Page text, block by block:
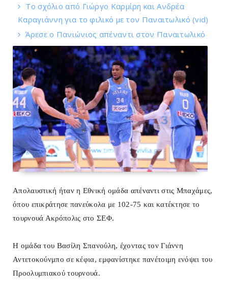
Το σχόλιο από Γιώργο Καρμίρη και Ανδρέα
Καραγιάννη για το φιλικό με τoν Παναιτωλικό (vid)
Άρεσε ο Πανιώνιος απέναντι στoν Παναιτωλικό
Απολαυστική ήταν η Εθνική ομάδα απέναντι στις Μπαχάμες,
όπου επικράτησε πανεύκολα με 102-75 και κατέκτησε το
τουρνουά Ακρόπολις στο ΣΕΦ.
Η ομάδα του Βασίλη Σπανούλη, έχοντας τον Γιάννη
Αντετοκούνμπο σε κέφια, εμφανίστηκε πανέτοιμη ενόψει του
Προολυμπιακού τουρνουά.